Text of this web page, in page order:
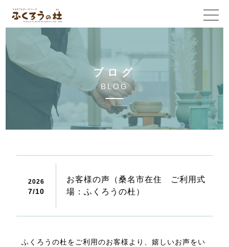
ブログ
B L OG
2026
7/10
お客様の声（桑名市在住 ご利用式
場：ふくろうの杜）
ふくろうの杜をご利用のお客様より、嬉しいお声をい